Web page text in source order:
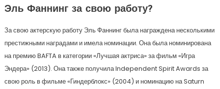
Эль Фаннинг за свою работу?
За свою актерскую работу Эль Фаннинг была награждена несколькими
престижными наградами и имела номинации. Она была номинирована
на премию BAFTA в категории «Лучшая актриса» за фильм «Игра
Эндера» (2013). Она также получила Independent Spirit Awards за
свою роль в фильме «Гиндерблокс» (2004) и номинацию на Saturn